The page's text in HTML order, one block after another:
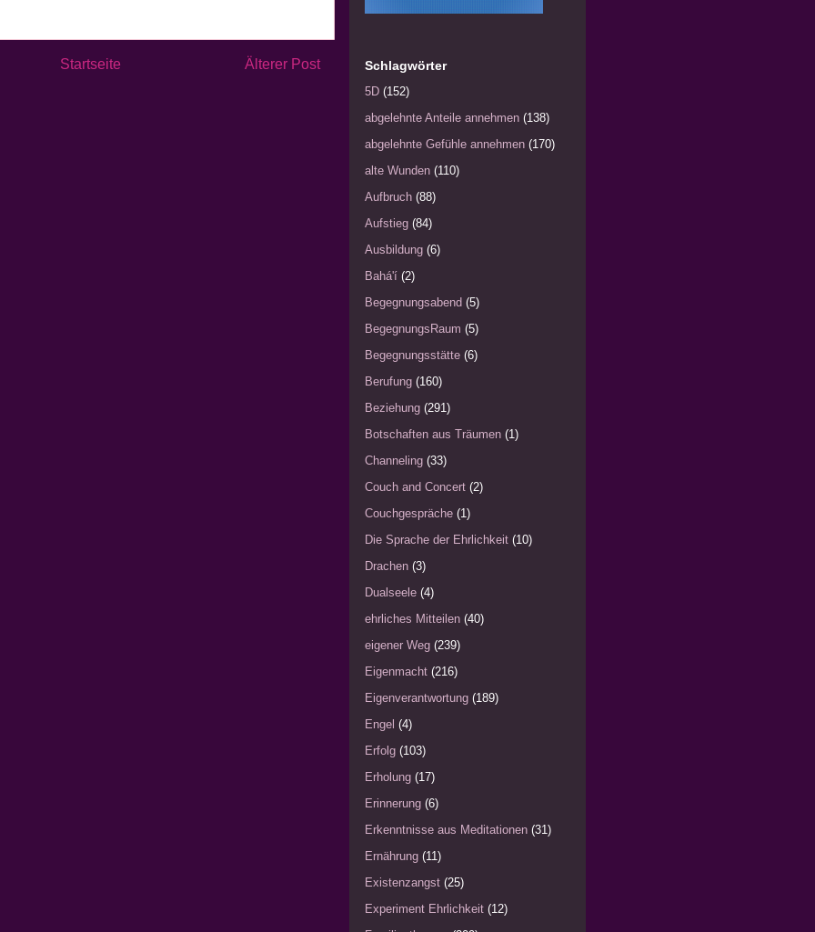
Älterer Post
Startseite Schlagwörter
5D (152)
abgelehnte Anteile annehmen (138)
abgelehnte Gefühle annehmen (170)
alte Wunden (110)
Aufbruch (88)
Aufstieg (84)
Ausbildung (6)
Bahá'í (2)
Begegnungsabend (5)
BegegnungsRaum (5)
Begegnungsstätte (6)
Berufung (160)
Beziehung (291)
Botschaften aus Träumen (1)
Channeling (33)
Couch and Concert (2)
Couchgespräche (1)
Die Sprache der Ehrlichkeit (10)
Drachen (3)
Dualseele (4)
ehrliches Mitteilen (40)
eigener Weg (239)
Eigenmacht (216)
Eigenverantwortung (189)
Engel (4)
Erfolg (103)
Erholung (17)
Erinnerung (6)
Erkenntnisse aus Meditationen (31)
Ernährung (11)
Existenzangst (25)
Experiment Ehrlichkeit (12)